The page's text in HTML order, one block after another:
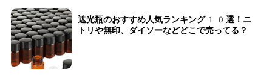
遮光瓶のおすすめ人気ランキング10選！ニ
トリや無印、ダイソーなどどこで売ってる？